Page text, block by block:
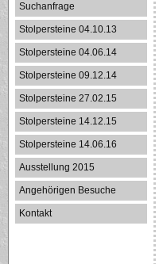
Suchanfrage
Stolpersteine 04.10.13
Stolpersteine 04.06.14
Stolpersteine 09.12.14
Stolpersteine 27.02.15
Stolpersteine 14.12.15
Stolpersteine 14.06.16
Ausstellung 2015
Angehörigen Besuche
Kontakt